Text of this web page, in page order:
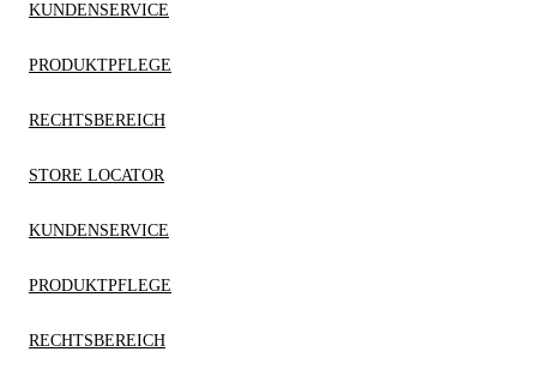
KUNDENSERVICE
PRODUKTPFLEGE
RECHTSBEREICH
STORE LOCATOR
KUNDENSERVICE
PRODUKTPFLEGE
RECHTSBEREICH